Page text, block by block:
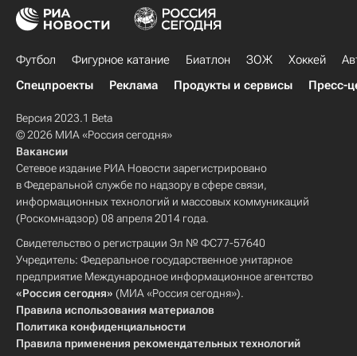
Футбол Фигурное катание Биатлон ЗОЖ Хоккей
Спецпроекты
Реклама Продукты и сервисы Пресс-
Версия 2023.1 Beta
© 2026 МИА «Россия сегодня»
Вакансии
Сетевое издание РИА Новости зарегистрировано
в Федеральной службе по надзору в сфере связи,
информационных технологий и массовых коммуникаций
(Роскомнадзор) 08 апреля 2014 года.
Свидетельство о регистрации Эл № ФС77-57640
Учредитель: Федеральное государственное унитарное
предприятие Международное информационное агентство
«Россия сегодня» (МИА «Россия сегодня»).
Правила использования материалов
Политика конфиденциальности
Правила применения рекомендательных технологий